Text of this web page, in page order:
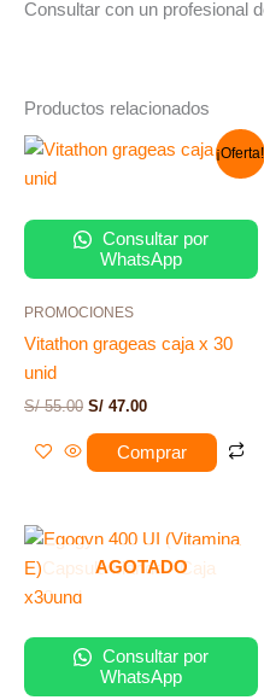
Consultar con un profesional
Productos relacionados
¡Oferta!
Consultar por
WhatsApp
PROMOCIONES
Vitathon grageas caja x 30
unid
S/55.00
El
precio
S/ 47.00
El
Comprar
AGOTADO
Consultar por
WhatsApp